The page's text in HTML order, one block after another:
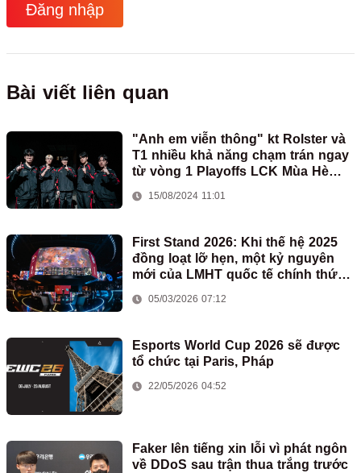
Đăng nhập
Bài viết liên quan
"Anh em viễn thông" kt Rolster và
T1 nhiều khả năng chạm trán ngay
từ vòng 1 Playoffs LCK Mùa Hè
2024
15/08/2024 11:01
First Stand 2026: Khi thế hệ 2025
đồng loạt lỡ hẹn, một kỷ nguyên
mới của LMHT quốc tế chính thức
mở ra
05/03/2026 07:12
Esports World Cup 2026 sẽ được
tổ chức tại Paris, Pháp
22/05/2026 04:52
Faker lên tiếng xin lỗi vì phát ngôn
về DDoS sau trận thua trắng trước